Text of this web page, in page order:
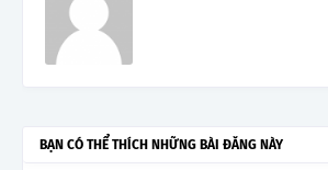
BẠN CÓ THỂ THÍCH NHỮNG BÀI ĐĂNG NÀY